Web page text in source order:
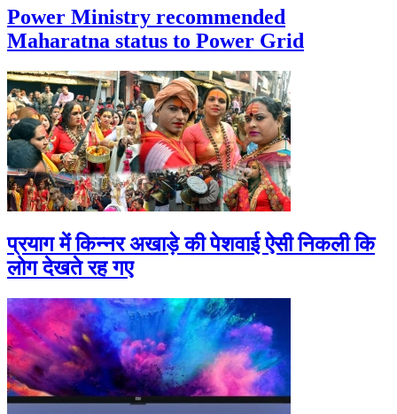
Power Ministry recommended
Maharatna status to Power Grid
प्रयाग में किन्नर अखाड़े की पेशवाई ऐसी निकली कि
लोग देखते रह गए